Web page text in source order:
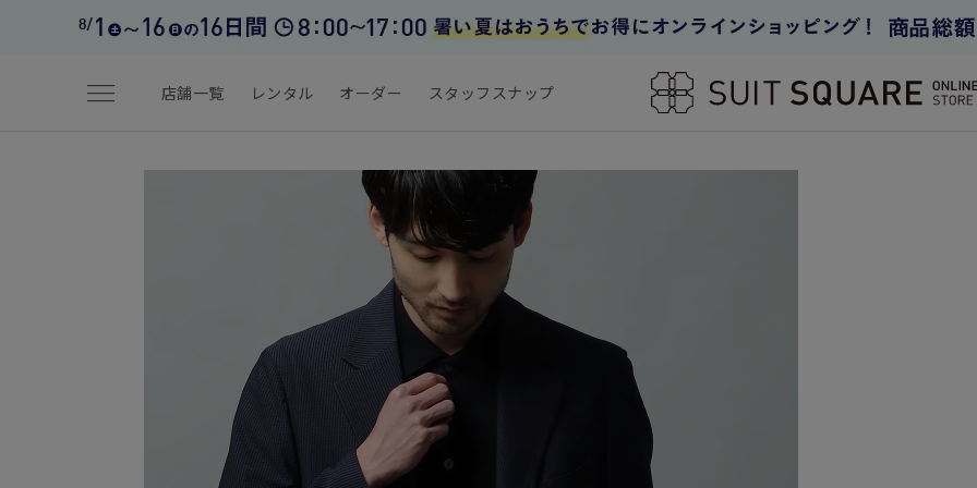
menu 店舗一覧 レンタル オーダー スタッフスナップ